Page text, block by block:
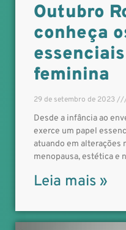
Outubro
conheça
feminina
29 de setembro de 2023
Desde a infância ao
exerce um papel
atuando em alterações
menopausa, estética e
Leia mais »